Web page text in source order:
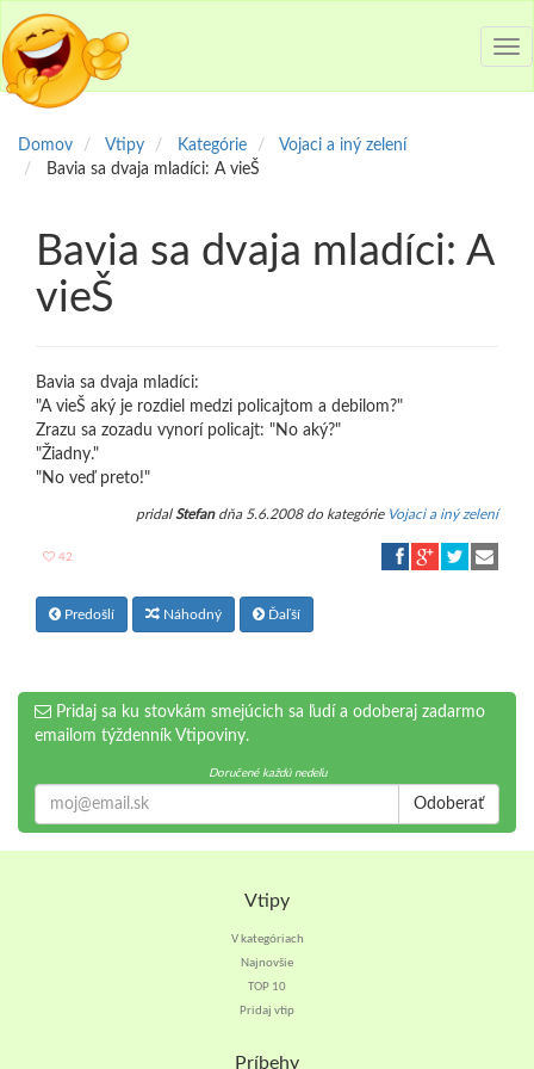
Domov Vtipy Kategórie
Vojaci a iný zelení
Bavia sa dvaja mladíci: A vieŠ
Bavia sa dvaja mladíci: A
vieŠ
Bavia sa dvaja mladíci:
"A vieŠ aký je rozdiel medzi policajtom a debilom?"
Zrazu sa zozadu vynorí policajt: "No aký?"
"Žiadny."
"No veď preto!"
pridalStefandňa 5.6.2008 do kategórie Vojaci a iný zelení
42
Predošlí Náhodný Ďaľší
Pridaj sa ku stovkám smejúcich sa ľudí a odoberaj zadarmo
emailom týždenník Vtipoviny.
Doručené každú nedeľu
Odoberať
Vtipy
V kategóriach
Najnovšie
TOP 10
Pridaj vtip
Príbehy